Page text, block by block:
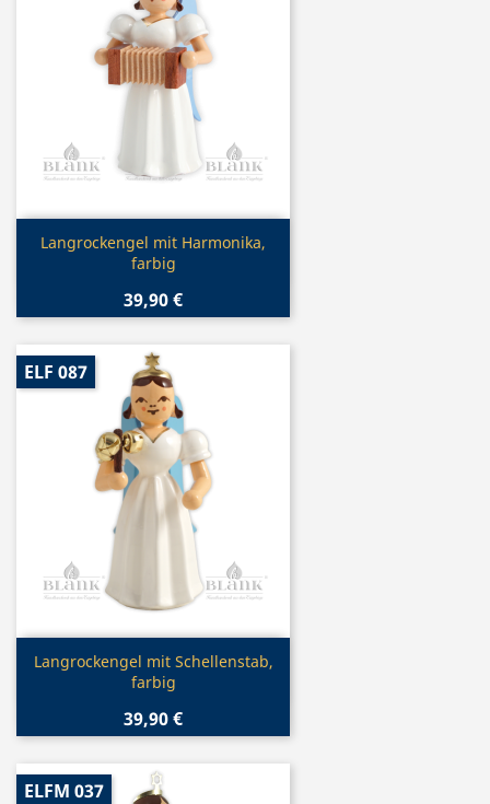
Vorschau
Langrockengel mit Harmonika,
farbig
39,90 €
Vorschau
Langrockengel mit Schellenstab,
farbig
39,90 €
ELF 087
ELFM 037